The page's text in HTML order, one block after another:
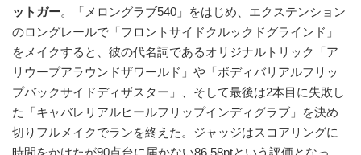
ットガー。「メロングラブ540」をはじめ、エクステンション
のロングレールで「フロントサイドクルックドグラインド」
をメイクすると、彼の代名詞であるオリジナルトリック「ア
リウープアラウンドザワールド」や「ボディバリアルフリッ
プバックサイドディザスター」、そして最後は2本目に失敗し
た「キャバレリアルヒールフリップインディグラブ」を決め
切りフルメイクでランを終えた。ジャッジはスコアリングに